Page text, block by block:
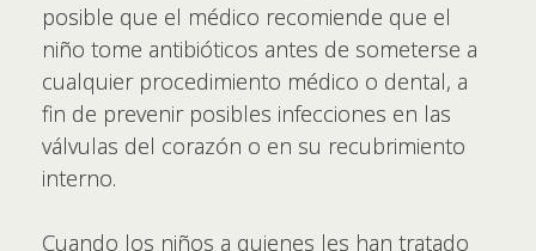
posible que el médico recomiende que el
niño tome antibióticos antes de someterse a
cualquier procedimiento médico o dental, a
fin de prevenir posibles infecciones en las
válvulas del corazón o en su recubrimiento
interno.
Cuando los niños a quienes les han tratado